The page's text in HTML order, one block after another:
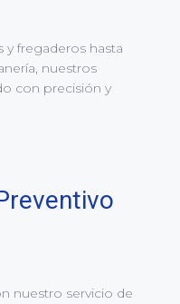
y fregaderos hasta
nuestros
con precisión y
nuestro servicio de